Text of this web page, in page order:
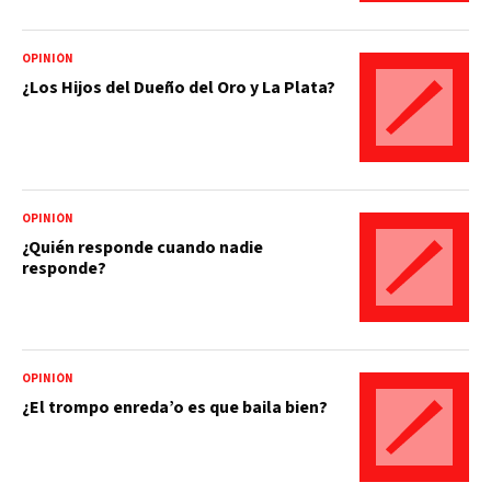
OPINIÓN
¿Los Hijos del Dueño del Oro y La Plata?
OPINIÓN
¿Quién responde cuando nadie
responde?
OPINIÓN
¿El trompo enreda’o es que baila bien?